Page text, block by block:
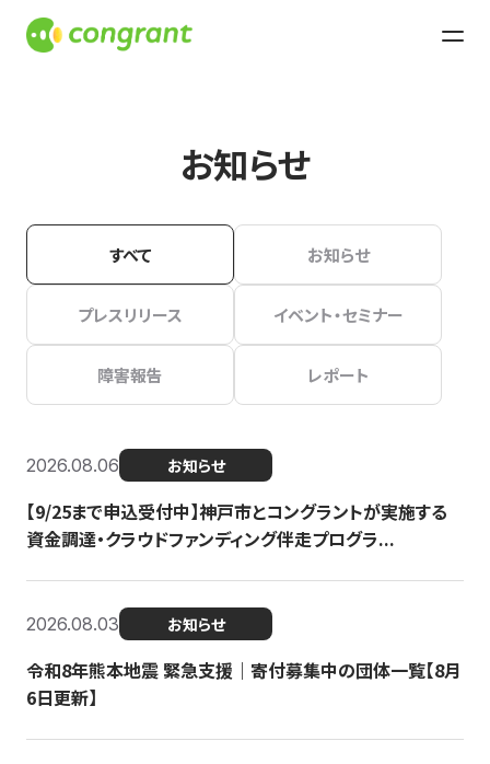
お知らせ
すべて お知らせ
プレスリリース イベント・セミナー
障害報告 レポート
2026.08.06 お知らせ
【9/25まで申込受付中】神戸市とコングラントが実施する
資金調達・クラウドファンディング伴走プログラ...
2026.08.03 お知らせ
令和8年熊本地震 緊急支援｜寄付募集中の団体一覧【8月
6日更新】